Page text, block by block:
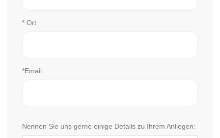
* Ort
*Email
Nennen Sie uns gerne einige Details zu Ihrem Anliegen: